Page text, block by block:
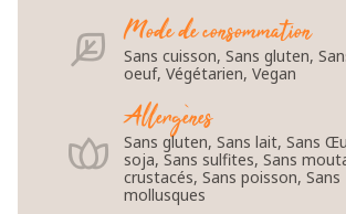
Mode de consommation
Sans cuisson, Sans gluten,
oeuf, Végétarien, Vegan
Allergènes
Sans gluten, Sans lait, Sans
soja, Sans sulfites, Sans
crustacés, Sans poisson, Sans
mollusques